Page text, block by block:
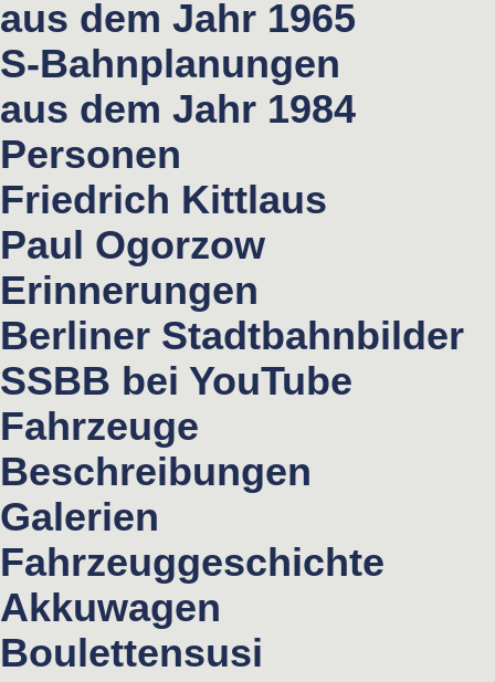
aus dem Jahr 1965
S-Bahnplanungen
aus dem Jahr 1984
Personen
Friedrich Kittlaus
Paul Ogorzow
Erinnerungen
Berliner Stadtbahnbilder
SSBB bei YouTube
Fahrzeuge
Beschreibungen
Galerien
Fahrzeuggeschichte
Akkuwagen
Boulettensusi